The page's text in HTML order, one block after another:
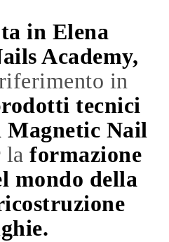
in Elena
Academy,
in
tecnici
Magnetic Nail
la formazione
mondo della